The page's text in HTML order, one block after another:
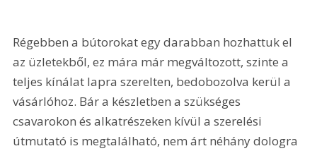
Régebben a bútorokat egy darabban hozhattuk el
az üzletekből, ez mára már megváltozott, szinte a
teljes kínálat lapra szerelten, bedobozolva kerül a
vásárlóhoz. Bár a készletben a szükséges
csavarokon és alkatrészeken kívül a szerelési
útmutató is megtalálható, nem árt néhány dologra